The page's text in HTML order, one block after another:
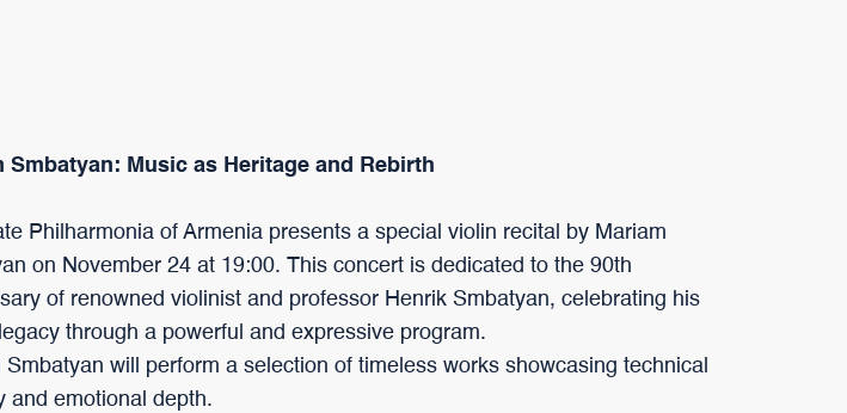
bewahrt hat.
Smbatyan: Music as Heritage and Rebirth
Philharmonia of Armenia presents a special violin recital by Mariam
on November 24 at 19:00. This concert is dedicated to the 90th
of renowned violinist and professor Henrik Smbatyan, celebrating his
through a powerful and expressive program.
Smbatyan will perform a selection of timeless works showcasing technical
and emotional depth.